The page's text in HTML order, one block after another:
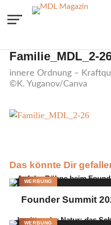
Familie_MDL_2-
innere Ordnung –
©K. Yuganov/Canva
Das könnte Dir
WERBUNG
Founder Summit
WERBUNG